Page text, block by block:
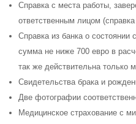
Справка с места работы,
ответственным лицом
Справка из банка о состоянии
сумма не ниже 700 евро в
так же действительна только
Свидетельства брака и
Две фотографии
Медицинское страхование с